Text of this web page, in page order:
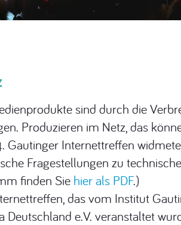
sind durch die
Produzieren im Netz, das
Gautinger Internettreffen
Fragestellungen zu
finden Sie hier als PDF.)
das vom Institut
e.V. veranstaltet